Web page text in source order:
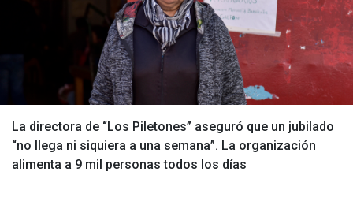
La directora de “Los Piletones” aseguró que un jubilado
“no llega ni siquiera a una semana”. La organización
alimenta a 9 mil personas todos los días